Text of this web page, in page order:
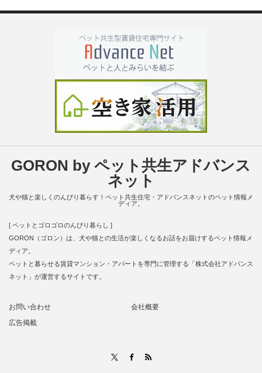
GORON by ペット共生アドバンス
ネット
犬や猫と楽しくのんびり暮らす！ペット共生住宅・アドバンスネットのペット情報メ
ディア。
[ ペットとゴロゴロのんびり暮らし ]
GORON（ゴロン）は、犬や猫との生活が楽しくなるお話をお届けするペット情報メ
ディア。
ペットと暮らせる賃貸マンション・アパートを専門に管理する「株式会社アドバンス
ネット」が運営するサイトです。
お問い合わせ
会社概要
広告掲載
Facebook